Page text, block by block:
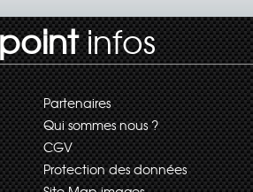
infos
Partenaires
Qui sommes nous ?
CGV
Protection des données